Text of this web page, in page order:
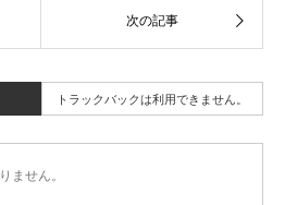
トラックバックは利用できません。
ません。